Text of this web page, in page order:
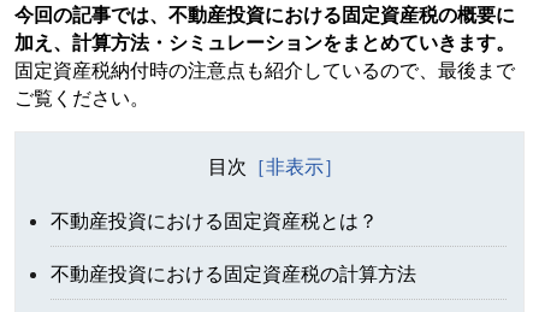
今回の記事では、不動産投資における固定資産税の概要に
加え、計算方法・シミュレーションをまとめていきます。
固定資産税納付時の注意点も紹介しているので、最後まで
ご覧ください。
目次
不動産投資における固定資産税とは？
不動産投資における固定資産税の計算方法